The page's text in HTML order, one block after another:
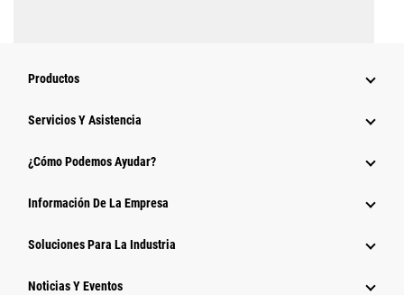
Productos
Servicios Y Asistencia
¿Cómo Podemos Ayudar?
Información De La Empresa
Soluciones Para La Industria
Noticias Y Eventos